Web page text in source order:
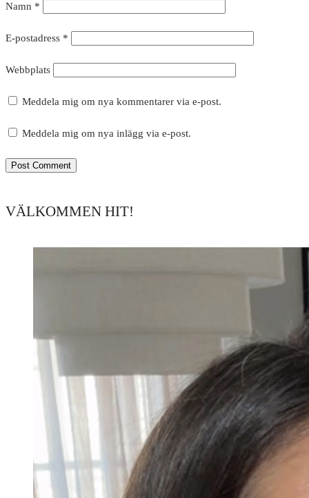
Namn *
E-postadress *
Webbplats
Meddela mig om nya kommentarer via e-post.
Meddela mig om nya inlägg via e-post.
VÄLKOMMEN HIT!